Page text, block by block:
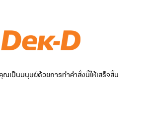
ณเป็นมนุษย์ด้วยการทำคำสั่งนี้ให้เสร็จสิ้น